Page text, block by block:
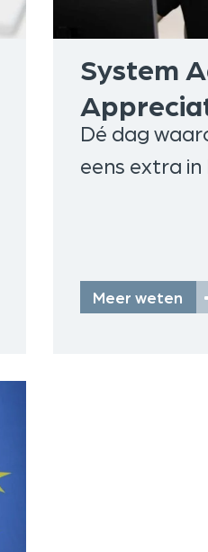
System
Dé dag
eens extra
Meer weten